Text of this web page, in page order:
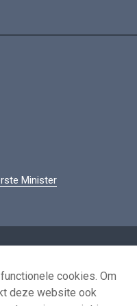
Minister
hergebruik
ons
cookies. Om
deze website ook